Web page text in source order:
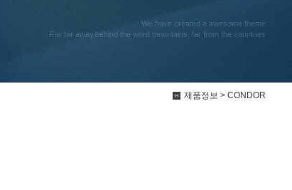
We have created a awesome theme
Far far away,behind the word mountains, far from the countries
제품정보 > CONDOR